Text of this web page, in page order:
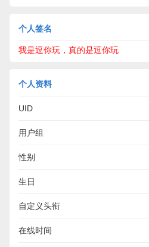
个人签名
我是逗你玩，真的是逗你玩
个人资料
UID
用户组
性别
生日
自定义头衔
在线时间